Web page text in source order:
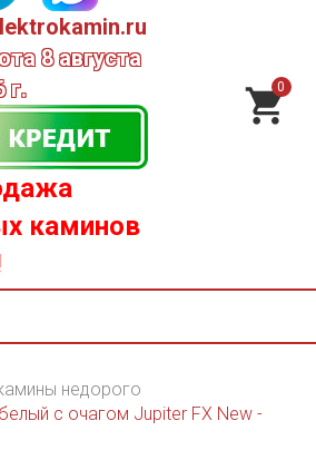
8 августа
г.
каминов
0
недорого
с очагом Jupiter FX New -